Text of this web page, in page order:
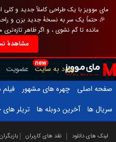
مای موویز با یک طراحی کاملاً جدید و کلی
🎉 حتماً یک سر به نسخهٔ جدید بزن و
مانده تا گم نشوی ، و اگر ظاهر
مشاهدهٔ
new
ورود به سایت عضویت
صفحه اصلی
چهره های مشهور
فیلم
سریال ها
آخرین دوبله ها تریلر
لینک های دانلود نقد های کاربران